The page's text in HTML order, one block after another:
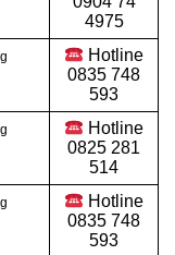
4975
Hotline
0835 748
593
Hotline
0825 281
514
Hotline
0835 748
593